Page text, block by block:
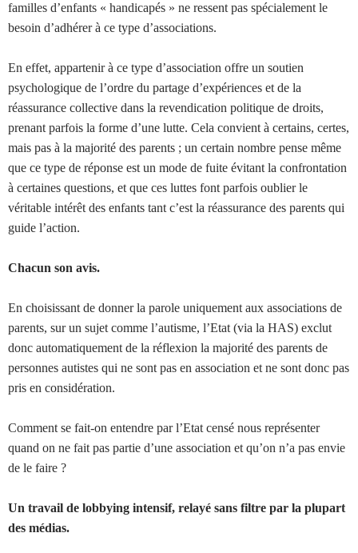
familles d’enfants « handicapés » ne ressent pas spécialement le
besoin d’adhérer à ce type d’associations.
En effet, appartenir à ce type d’association offre un soutien
psychologique de l’ordre du partage d’expériences et de la
réassurance collective dans la revendication politique de droits,
prenant parfois la forme d’une lutte. Cela convient à certains, certes,
mais pas à la majorité des parents ; un certain nombre pense même
que ce type de réponse est un mode de fuite évitant la confrontation
à certaines questions, et que ces luttes font parfois oublier le
véritable intérêt des enfants tant c’est la réassurance des parents qui
guide l’action.
Chacun son avis.
En choisissant de donner la parole uniquement aux associations de
parents, sur un sujet comme l’autisme, l’Etat (via la HAS) exclut
donc automatiquement de la réflexion la majorité des parents de
personnes autistes qui ne sont pas en association et ne sont donc pas
pris en considération.
Comment se fait-on entendre par l’Etat censé nous représenter
quand on ne fait pas partie d’une association et qu’on n’a pas envie
de le faire ?
Un travail de lobbying intensif, relayé sans filtre par la plupart
des médias.